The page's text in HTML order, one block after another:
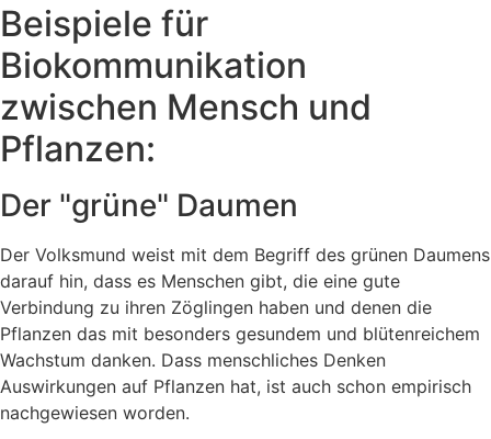
Beispiele für
Biokommunikation
zwischen Mensch und
Pflanzen:
Der "grüne" Daumen
Der Volksmund weist mit dem Begriff des grünen Daumens
darauf hin, dass es Menschen gibt, die eine gute
Verbindung zu ihren Zöglingen haben und denen die
Pflanzen das mit besonders gesundem und blütenreichem
Wachstum danken. Dass menschliches Denken
Auswirkungen auf Pflanzen hat, ist auch schon empirisch
nachgewiesen worden.